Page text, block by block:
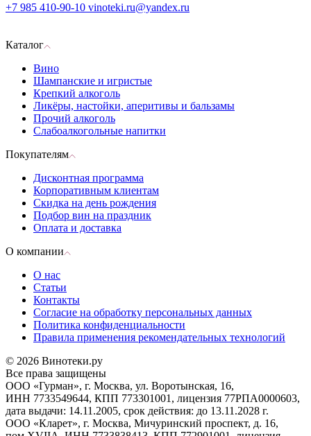
+7 985 410-90-10 vinoteki.ru@yandex.ru
Каталог
Вино
Шампанские и игристые
Крепкий алкоголь
Ликёры, настойки, аперитивы и бальзамы
Прочий алкоголь
Слабоалкогольные напитки
Покупателям
Дисконтная программа
Корпоративным клиентам
Скидка на день рождения
Подбор вин на праздник
Оплата и доставка
О компании
О нас
Статьи
Контакты
Согласие на обработку персональных данных
Политика конфиденциальности
Правила применения рекомендательных технологий
© 2026 Винотеки.ру
Все права защищены
ООО «Гурман», г. Москва, ул. Воротынская, 16,
ИНН 7733549644, КПП 773301001, лицензия 77РПА0000603,
дата выдачи: 14.11.2005, срок действия: до 13.11.2028 г.
ООО «Кларет», г. Москва, Мичуринский проспект, д. 16,